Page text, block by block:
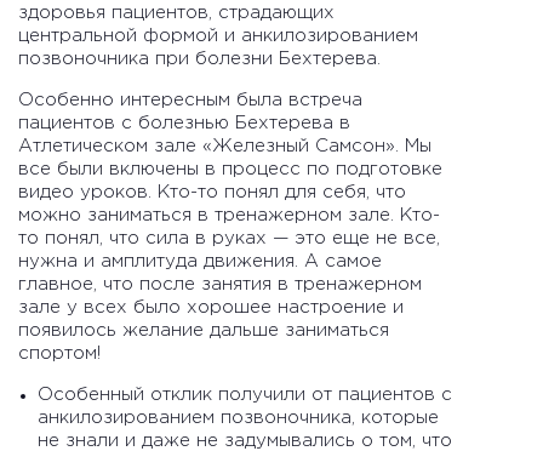
здоровья пациентов, страдающих
центральной формой и анкилозированием
позвоночника при болезни Бехтерева.
Особенно интересным была встреча
пациентов с болезнью Бехтерева в
Атлетическом зале «Железный Самсон». Мы
все были включены в процесс по подготовке
видео уроков. Кто-то понял для себя, что
можно заниматься в тренажерном зале. Кто-
то понял, что сила в руках — это еще не все,
нужна и амплитуда движения. А самое
главное, что после занятия в тренажерном
зале у всех было хорошее настроение и
появилось желание дальше заниматься
спортом!
Особенный отклик получили от пациентов с
анкилозированием позвоночника, которые
не знали и даже не задумывались о том, что